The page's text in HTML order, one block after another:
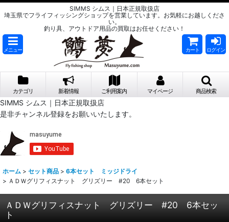
SIMMS シムス｜日本正規取扱店
埼玉県でフライフィッシングショップを営業しています。お気軽にお越しくださ
い。
釣り具、アウトドア用品の買取はお任せください！
メニュー カート ログイン
カテゴリ 新着情報 ご利用案内 マイページ 商品検索
SIMMS シムス｜日本正規取扱店
是非チャンネル登録をお願いいたします。
ホーム > セット商品 > 6本セット ミッジドライ
> ＡＤＷグリフィスナット グリズリー #20 6本セット
ＡＤＷグリフィスナット グリズリー #20 6本セッ
ト